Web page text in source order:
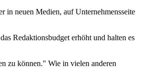
in neuen Medien, auf Unternehmensseite
Redaktionsbudget erhöht und halten es
zu können." Wie in vielen anderen